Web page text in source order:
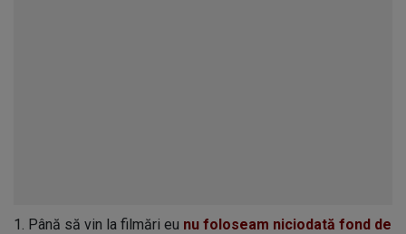
1. Până să vin la filmări eu nu foloseam niciodată fond de